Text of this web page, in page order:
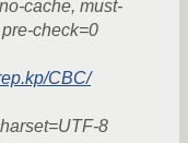
cache, must-
check=0
CBC/
8